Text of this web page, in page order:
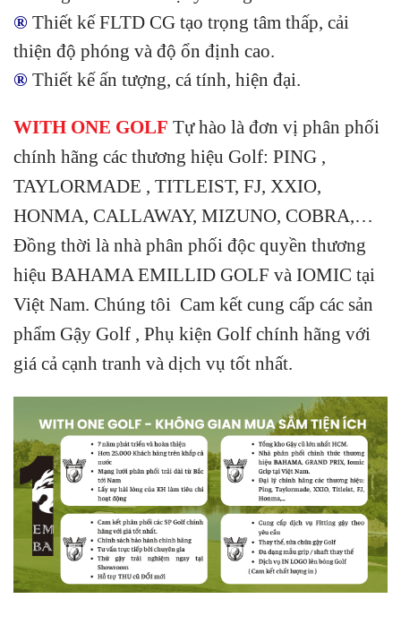
® Thiết kế FLTD CG tạo trọng tâm thấp, cải
thiện độ phóng và độ ổn định cao.
® Thiết kế ấn tượng, cá tính, hiện đại.
WITH ONE GOLF Tự hào là đơn vị phân phối
chính hãng các thương hiệu Golf: PING ,
TAYLORMADE , TITLEIST, FJ, XXIO,
HONMA, CALLAWAY, MIZUNO, COBRA,…
Đồng thời là nhà phân phối độc quyền thương
hiệu BAHAMA EMILLID GOLF và IOMIC tại
Việt Nam. Chúng tôi Cam kết cung cấp các sản
phẩm Gậy Golf , Phụ kiện Golf chính hãng với
giá cả cạnh tranh và dịch vụ tốt nhất.